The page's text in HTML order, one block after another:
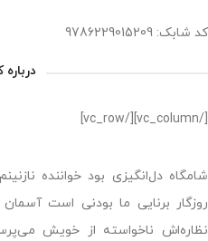
کد شابک: 9786229015209
[/vc_column][/vc_row]
شامگاه دل‌انگیزی بود خواننده
روزگار برنایی ما بودنی است
نظاره‌اش ناخواسته از خویش